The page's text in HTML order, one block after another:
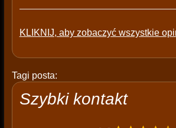
KLIKNIJ, aby zobaczyć wszystkie
Tagi posta:
Szybki kontakt